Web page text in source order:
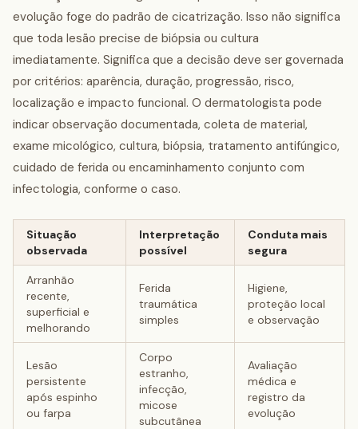
evolução foge do padrão de cicatrização. Isso não significa
que toda lesão precise de biópsia ou cultura
imediatamente. Significa que a decisão deve ser governada
por critérios: aparência, duração, progressão, risco,
localização e impacto funcional. O dermatologista pode
indicar observação documentada, coleta de material,
exame micológico, cultura, biópsia, tratamento antifúngico,
cuidado de ferida ou encaminhamento conjunto com
infectologia, conforme o caso.
Situação
observada
Interpretação
possível
Conduta mais
segura
Arranhão
recente,
superficial e
melhorando
Ferida
traumática
simples
Higiene,
proteção local
e observação
Lesão
persistente
após espinho
ou farpa
Corpo
estranho,
infecção,
micose
subcutânea
Avaliação
médica e
registro da
evolução